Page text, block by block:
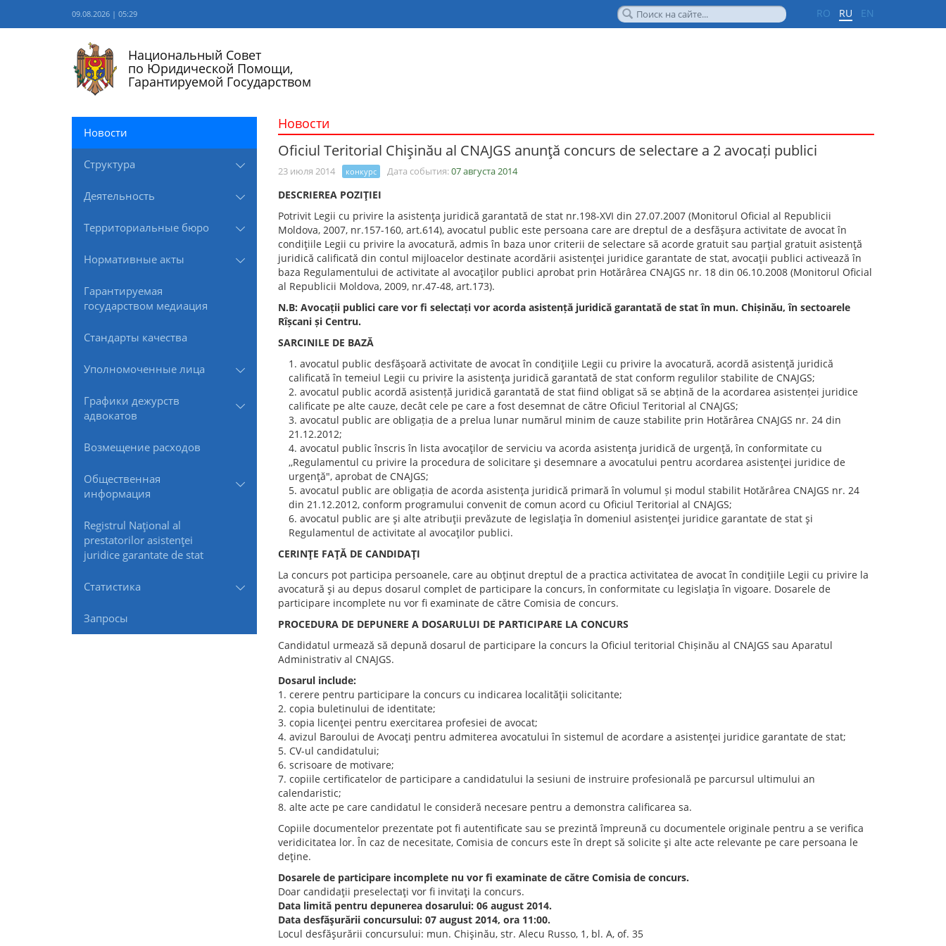
09.08.2026 | 05:29 RO RU EN
Национальный Совет
по Юридической Помощи,
Гарантируемой Государством
Новости
Структура
Деятельность
Территориальные бюро
Нормативные акты
Гарантируемая
государством медиация
Стандарты качества
Уполномоченные лица
Графики дежурств
адвокатов
Возмещение расходов
Общественная
информация
Registrul Naţional al
prestatorilor asistenţei
juridice garantate de stat
Статистика
Запросы
Новости
Oficiul Teritorial Chişinău al CNAJGS anunţă concurs de selectare a 2 avocați publici
23 июля 2014 конкурс Дата события:07 августа 2014
DESCRIEREA POZIŢIEI
Potrivit Legii cu privire la asistenţa juridică garantată de stat nr.198-XVI din 27.07.2007 (Monitorul Oficial al Republicii
Moldova, 2007, nr.157-160, art.614), avocatul public este persoana care are dreptul de a desfăşura activitate de avocat în
condiţiile Legii cu privire la avocatură, admis în baza unor criterii de selectare să acorde gratuit sau parţial gratuit asistenţă
juridică calificată din contul mijloacelor destinate acordării asistenţei juridice garantate de stat, avocaţii publici activează în
baza Regulamentului de activitate al avocaţilor publici aprobat prin Hotărârea CNAJGS nr. 18 din 06.10.2008 (Monitorul Oficial
al Republicii Moldova, 2009, nr.47-48, art.173).
N.B: Avocații publici care vor fi selectați vor acorda asistență juridică garantată de stat în mun. Chișinău, în sectoarele
Rîșcani și Centru.
SARCINILE DE BAZĂ
avocatul public desfăşoară activitate de avocat în condiţiile Legii cu privire la avocatură, acordă asistenţă juridică
calificată în temeiul Legii cu privire la asistenţa juridică garantată de stat conform regulilor stabilite de CNAJGS;
avocatul public acordă asistență juridică garantată de stat fiind obligat să se abțină de la acordarea asistenței juridice
calificate pe alte cauze, decât cele pe care a fost desemnat de către Oficiul Teritorial al CNAJGS;
avocatul public are obligația de a prelua lunar numărul minim de cauze stabilite prin Hotărârea CNAJGS nr. 24 din
21.12.2012;
avocatul public înscris în lista avocaţilor de serviciu va acorda asistenţa juridică de urgenţă, în conformitate cu
,,Regulamentul cu privire la procedura de solicitare şi desemnare a avocatului pentru acordarea asistenţei juridice de
urgenţă", aprobat de CNAJGS;
avocatul public are obligația de acorda asistenţa juridică primară în volumul și modul stabilit Hotărârea CNAJGS nr. 24
din 21.12.2012, conform programului convenit de comun acord cu Oficiul Teritorial al CNAJGS;
avocatul public are şi alte atribuţii prevăzute de legislaţia în domeniul asistenţei juridice garantate de stat şi
Regulamentul de activitate al avocaţilor publici.
CERINŢE FAŢĂ DE CANDIDAŢI
La concurs pot participa persoanele, care au obţinut dreptul de a practica activitatea de avocat în condiţiile Legii cu privire la
avocatură şi au depus dosarul complet de participare la concurs, în conformitate cu legislaţia în vigoare. Dosarele de
participare incomplete nu vor fi examinate de către Comisia de concurs.
PROCEDURA DE DEPUNERE A DOSARULUI DE PARTICIPARE LA CONCURS
Candidatul urmează să depună dosarul de participare la concurs la Oficiul teritorial Chișinău al CNAJGS sau Aparatul
Administrativ al CNAJGS.
Dosarul include:
1. cerere pentru participare la concurs cu indicarea localităţii solicitante;
2. copia buletinului de identitate;
3. copia licenţei pentru exercitarea profesiei de avocat;
4. avizul Baroului de Avocaţi pentru admiterea avocatului în sistemul de acordare a asistenţei juridice garantate de stat;
5. CV-ul candidatului;
6. scrisoare de motivare;
7. copiile certificatelor de participare a candidatului la sesiuni de instruire profesională pe parcursul ultimului an
calendaristic;
8. alte acte pe care candidatul le consideră necesare pentru a demonstra calificarea sa.
Copiile documentelor prezentate pot fi autentificate sau se prezintă împreună cu documentele originale pentru a se verifica
veridicitatea lor. În caz de necesitate, Comisia de concurs este în drept să solicite şi alte acte relevante pe care persoana le
deţine.
Dosarele de participare incomplete nu vor fi examinate de către Comisia de concurs.
Doar candidaţii preselectaţi vor fi invitaţi la concurs.
Data limită pentru depunerea dosarului: 06 august 2014.
Data desfăşurării concursului: 07 august 2014, ora 11:00.
Locul desfăşurării concursului: mun. Chişinău, str. Alecu Russo, 1, bl. A, of. 35